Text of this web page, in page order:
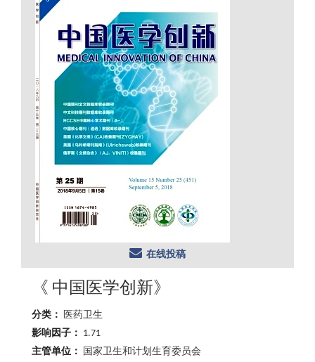
在线投稿
《 中国医学创新》
分类： 医药卫生
影响因子： 1.71
主管单位：
国家卫生和计划生育委员会